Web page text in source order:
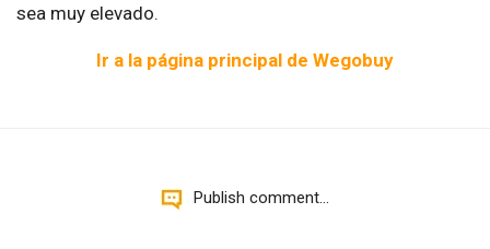
sea muy elevado.
Ir a la página principal de Wegobuy
Publish comment...